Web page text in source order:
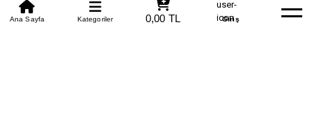
0850 305 09 70
Beden Tablosu Banka Hesapları Whatsapp Yardım
Ana Sayfa Kategoriler 0,00 TL Giriş